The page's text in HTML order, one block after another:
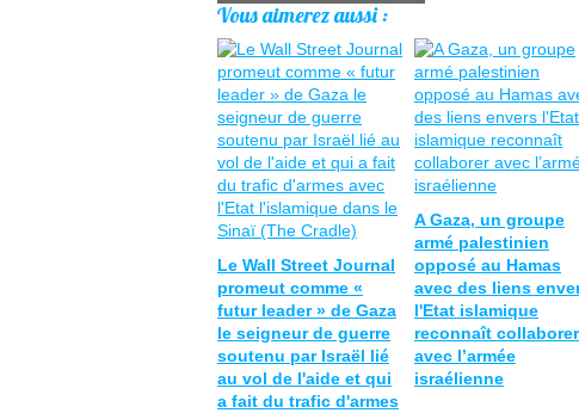
Vous aimerez aussi :
Le Wall Street Journal
promeut comme «
futur leader » de Gaza
le seigneur de guerre
soutenu par Israël lié
au vol de l'aide et qui
a fait du trafic d'armes
A Gaza, un groupe
armé palestinien
opposé au Hamas
avec des liens
l'Etat islamique
reconnaît collaborer
avec l’armée
israélienne